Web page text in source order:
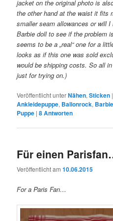
jacket on the original photo is
the other hand at the waist it fits
smaller seam allowances or will
Barbie doll to see if the problem
seems to be a „real“ one for a
looks as if this one was sold
would be shipping costs. So all
just for trying on.)
Veröffentlicht unterNähen,Sticken
Ankleidepuppe, Ballonrock, Barbie
Puppe |8Antworten
Für einen
Veröffentlicht am10.06.2015
For a Paris Fan…